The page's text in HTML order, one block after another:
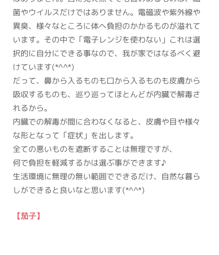
菌やウイルスだけではありません。電磁波や紫外線や
異臭、様々なところに体へ負担のかかるものが溢れて
います。その中で「電子レンジを使わない」これは選
択的に自分にできる事なので、我が家ではなるべく避
けています(*^^*)
だって、鼻から入るものも口から入るものも皮膚から
吸収するものも、巡り巡ってほとんどが内臓で解毒さ
れるから。
内臓での解毒が間に合わなくなると、皮膚や目や様々
な形となって「症状」を出します。
全ての悪いものを遮断することは無理ですが、
何で負担を軽減するかは選ぶ事ができます♪
生活環境に無理の無い範囲でできるだけ、自然な暮ら
しができると良いなと思います(*^^*)
【茄子】